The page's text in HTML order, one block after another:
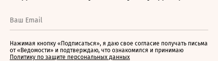
Нажимая кнопку «Подписаться», я даю свое согласие получать письма
от «Ведомости» и подтверждаю, что ознакомился и принимаю
Политику по защите персональных данных